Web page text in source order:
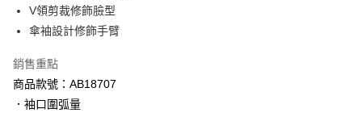
每筆NT$60，滿NT$1,000(含以上)免運費
7-11取貨付款
每筆NT$60，滿NT$1,000(含以上)免運費
付款後7-11取貨
每筆NT$60，滿NT$1,000(含以上)免運費
V領剪裁修飾臉型
傘袖設計修飾手臂
銷售重點
商品款號：AB18707
．袖口圍弧量